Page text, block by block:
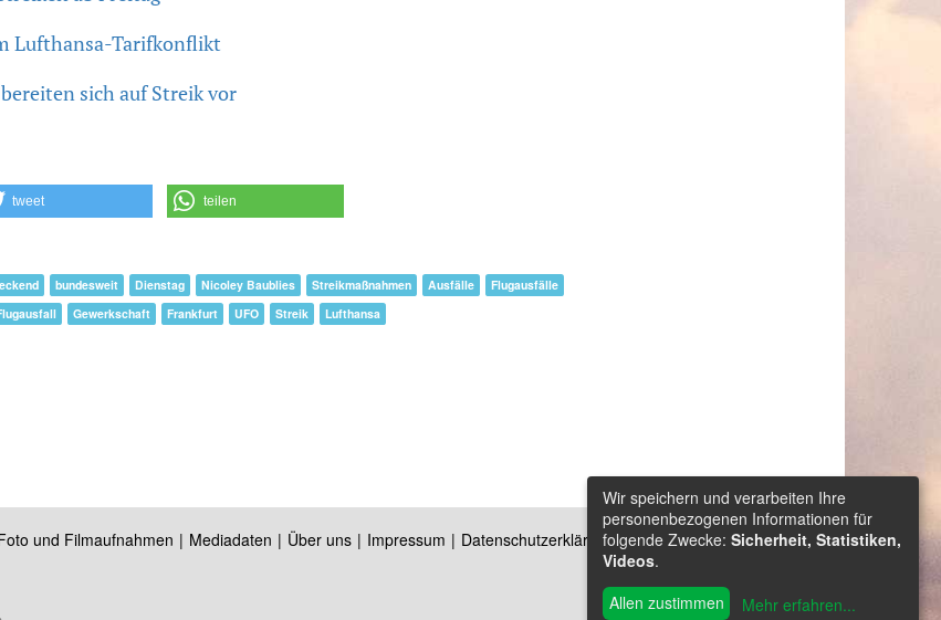
Lufthansa-Tarifkonflikt
sich auf Streik vor
tweet teilen
bundesweit Dienstag Nicoley Baublies Streikmaßnahmen Ausfälle
Flugausfälle
Gewerkschaft Frankfurt UFO Streik Lufthansa
und Filmaufnahmen Mediadaten Über uns Impressum Datenschutzerklärung
Kontakt
Wir speichern und verarbeiten Ihre
personenbezogenen Informationen für
folgende Zwecke: Sicherheit, Statistiken,
Videos.
Allen zustimmen
Mehr erfahren...